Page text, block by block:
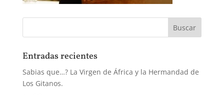
Entradas recientes
Sabias que…? La Virgen de África y la Hermandad de
Los Gitanos.